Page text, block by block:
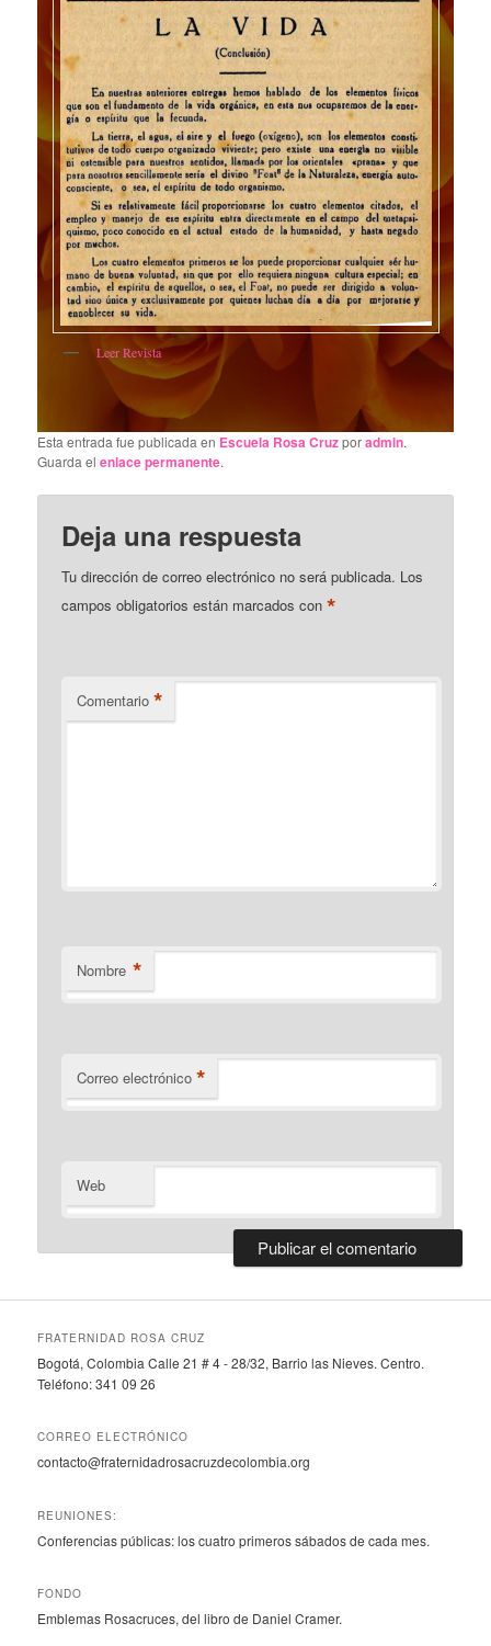
Leer Revista
Esta entrada fue publicada en Escuela Rosa Cruzporadmin.
Guarda elenlace permanente.
Deja una respuesta
Tu dirección de correo electrónico no será publicada. Los
campos obligatorios están marcados con*
Comentario *
Nombre *
Correo electrónico *
Web
FRATERNIDAD ROSA CRUZ
Bogotá, Colombia Calle 21 # 4 - 28/32, Barrio las Nieves. Centro.
Teléfono: 341 09 26
CORREO ELECTRÓNICO
contacto@fraternidadrosacruzdecolombia.org
REUNIONES:
Conferencias públicas: los cuatro primeros sábados de cada mes.
FONDO
Emblemas Rosacruces, del libro de Daniel Cramer.